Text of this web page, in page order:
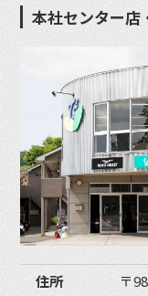
本社センター店
住所
〒